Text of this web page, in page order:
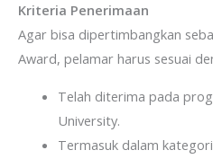
Kriteria Penerimaan
Agar bisa dipertimbangkan
Award, pelamar harus sesuai
Telah diterima pada
University.
Termasuk dalam